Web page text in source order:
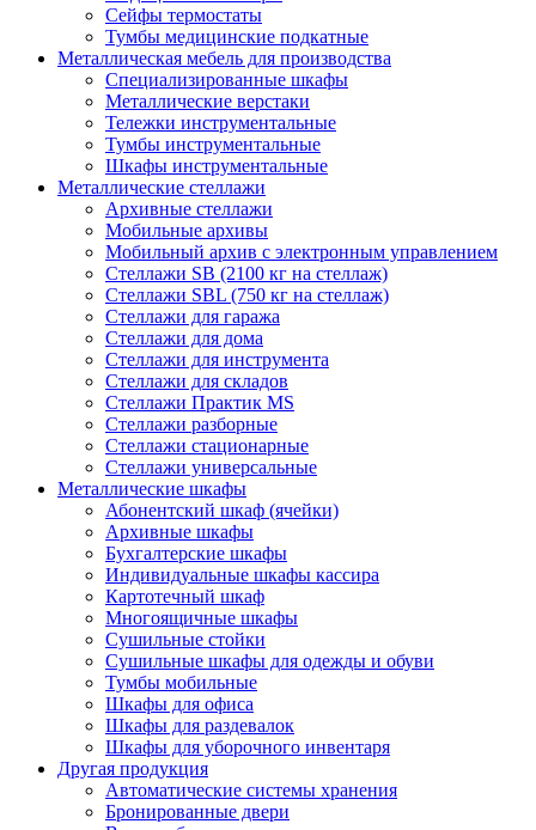
Сейфы термостаты
Тумбы медицинские подкатные
Металлическая мебель для производства
Cпециализированные шкафы
Металлические верстаки
Тележки инструментальные
Тумбы инструментальные
Шкафы инструментальные
Металлические стеллажи
Архивные стеллажи
Мобильные архивы
Мобильный архив с электронным управлением
Стеллажи SB (2100 кг на стеллаж)
Стеллажи SBL (750 кг на стеллаж)
Стеллажи для гаража
Стеллажи для дома
Стеллажи для инструмента
Стеллажи для складов
Стеллажи Практик MS
Стеллажи разборные
Стеллажи стационарные
Стеллажи универсальные
Металлические шкафы
Абонентский шкаф (ячейки)
Архивные шкафы
Бухгалтерские шкафы
Индивидуальные шкафы кассира
Картотечный шкаф
Многоящичные шкафы
Сушильные стойки
Сушильные шкафы для одежды и обуви
Тумбы мобильные
Шкафы для офиса
Шкафы для раздевалок
Шкафы для уборочного инвентаря
Другая продукция
Автоматические системы хранения
Бронированные двери